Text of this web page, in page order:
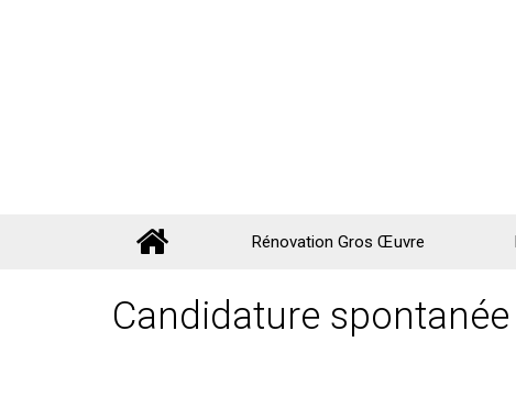
Rénovation Gros Œuvre
Candidature spontanée